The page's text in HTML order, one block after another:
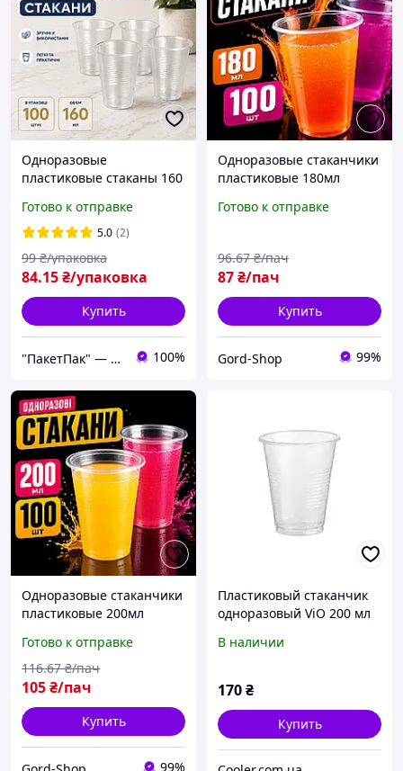
Одноразовые
пластиковые стаканы 160
стаканчики, пластиковые
стаканы для кулера
Готово к отправке
5.0 (2)
84.15₴/упаковка
99 ₴/упаковка
Купить
"ПакетПак" — упаковка, которая работает на ваш бренд! 100%
Одноразовые стаканчики
пластиковые 180мл
прозрачные для
кулера и пикника
Готово к отправке
87₴/пач
96.67 ₴/пач
Купить
Gord-Shop 99%
Одноразовые стаканчики
пластиковые 200мл
прозрачные для
напитков воды для
кулера и пикника
Готово к отправке
105₴/пач
116.67 ₴/пач
Купить
99%
Пластиковый стаканчик
одноразовый ViO 200 мл
В наличии
170₴
Купить